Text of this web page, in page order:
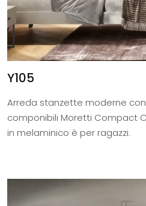
Y105
Arreda stanzette moderne
componibili Moretti Compact
in melaminico è per ragazzi.